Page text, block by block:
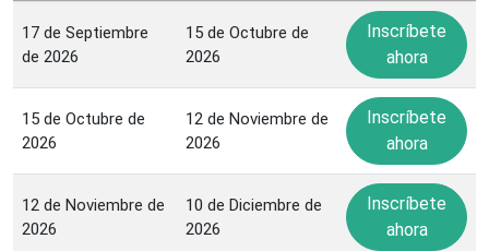
17 de Septiembre
de 2026
15 de Octubre de
2026
Inscríbete
ahora
15 de Octubre de
2026
12 de Noviembre de
2026
Inscríbete
ahora
12 de Noviembre de
2026
10 de Diciembre de
2026
Inscríbete
ahora